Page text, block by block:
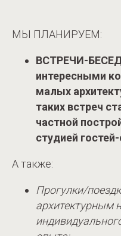
МЫ ПЛАНИРУЕМ:
ВСТРЕЧИ-
интересными
малых
таких встреч
частной
студией
А также:
Прогулки/
архитектурным